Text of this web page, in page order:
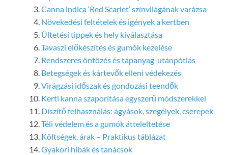
Canna indica ‘Red Scarlet’ színvilágának varázsa
Növekedési feltételek és igények a kertben
Ültetési tippek és hely kiválasztása
Tavaszi előkészítés és gumók kezelése
Rendszeres öntözés és tápanyag-utánpótlás
Betegségek és kártevők elleni védekezés
Virágzási időszak és gondozási teendők
Kerti kanna szaporítása egyszerű módszerekkel
Díszítő felhasználás: ágyások, szegélyek, cserepek
Téli védelem és a gumók átteleltetése
Költségek, árak – Praktikus táblázat
Gyakori hibák és tanácsok